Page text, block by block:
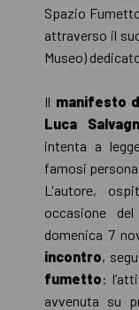
Spazio
attraverso il
Museo)
Il manifesto
Luca
intenta a
famosi
L'autore,
occasione
domenica 7
incontro,
fumetto:
avvenuta su